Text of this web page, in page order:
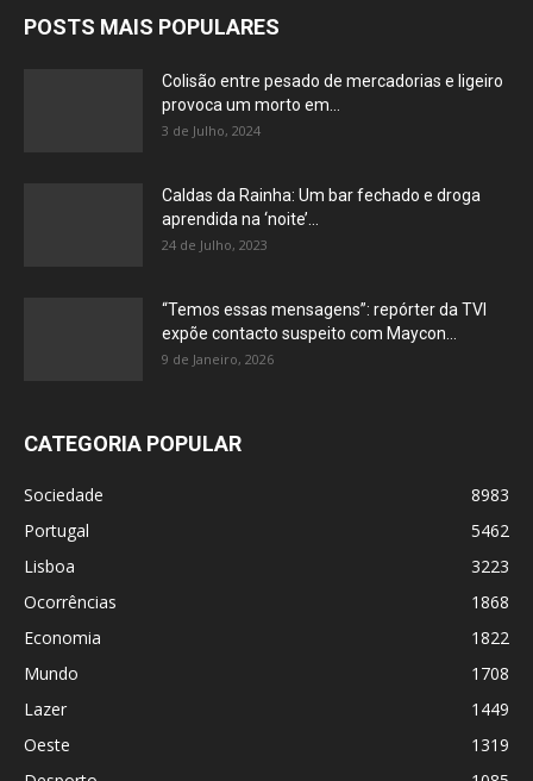
POSTS MAIS POPULARES
Colisão entre pesado de mercadorias e ligeiro
provoca um morto em...
3 de Julho, 2024
Caldas da Rainha: Um bar fechado e droga
aprendida na ‘noite’...
24 de Julho, 2023
“Temos essas mensagens”: repórter da TVI
expõe contacto suspeito com Maycon...
9 de Janeiro, 2026
CATEGORIA POPULAR
Sociedade
8983
Portugal
5462
Lisboa
3223
Ocorrências
1868
Economia
1822
Mundo
1708
Lazer
1449
Oeste
1319